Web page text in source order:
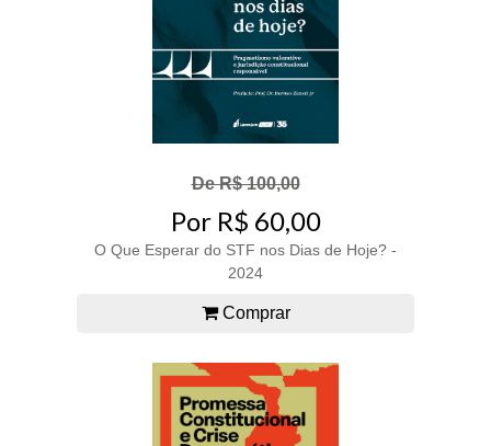
De R$ 100,00
Por R$ 60,00
O Que Esperar do STF nos Dias de Hoje? -
2024
Comprar